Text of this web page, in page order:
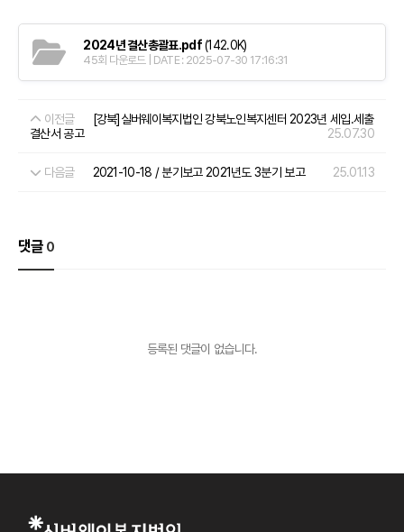
2024년 결산총괄표.pdf(142.0K)
45회 다운로드 | DATE : 2025-07-30 17:16:31
이전글
[강북]실버웨이복지법인 강북노인복지센터 2023년 세입.세출
결산서 공고
25.07.30
다음글 2021-10-18 / 분기보고 2021년도 3분기 보고 25.01.13
댓글 0
등록된 댓글이 없습니다.
사이트 정보